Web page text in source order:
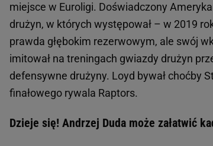
miejsce w Euroligi. Doświadczony
drużyn, w których występował – w 2019
prawda głębokim rezerwowym, ale swój
imitował na treningach gwiazdy drużyn
defensywne drużyny. Loyd bywał choćby
finałowego rywala Raptors.
Dzieje się! Andrzej Duda może załatwić